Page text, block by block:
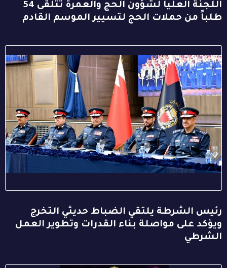
اللجنة العليا لشؤون الحج والعمرة تتلقى 54
طلباً من حملات الحج لتسيير الموسم القادم
رئيس الشرطة يلتقي الضباط حديثي التخرج
ويؤكد على مواصلة بناء القدرات وتطوير العمل
الشرطي